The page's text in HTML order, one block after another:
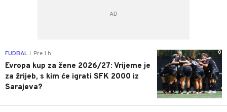
FUDBAL Pre 1 h
Evropa kup za žene 2026/27: Vrijeme je
za žrijeb, s kim će igrati SFK 2000 iz
Sarajeva?
0